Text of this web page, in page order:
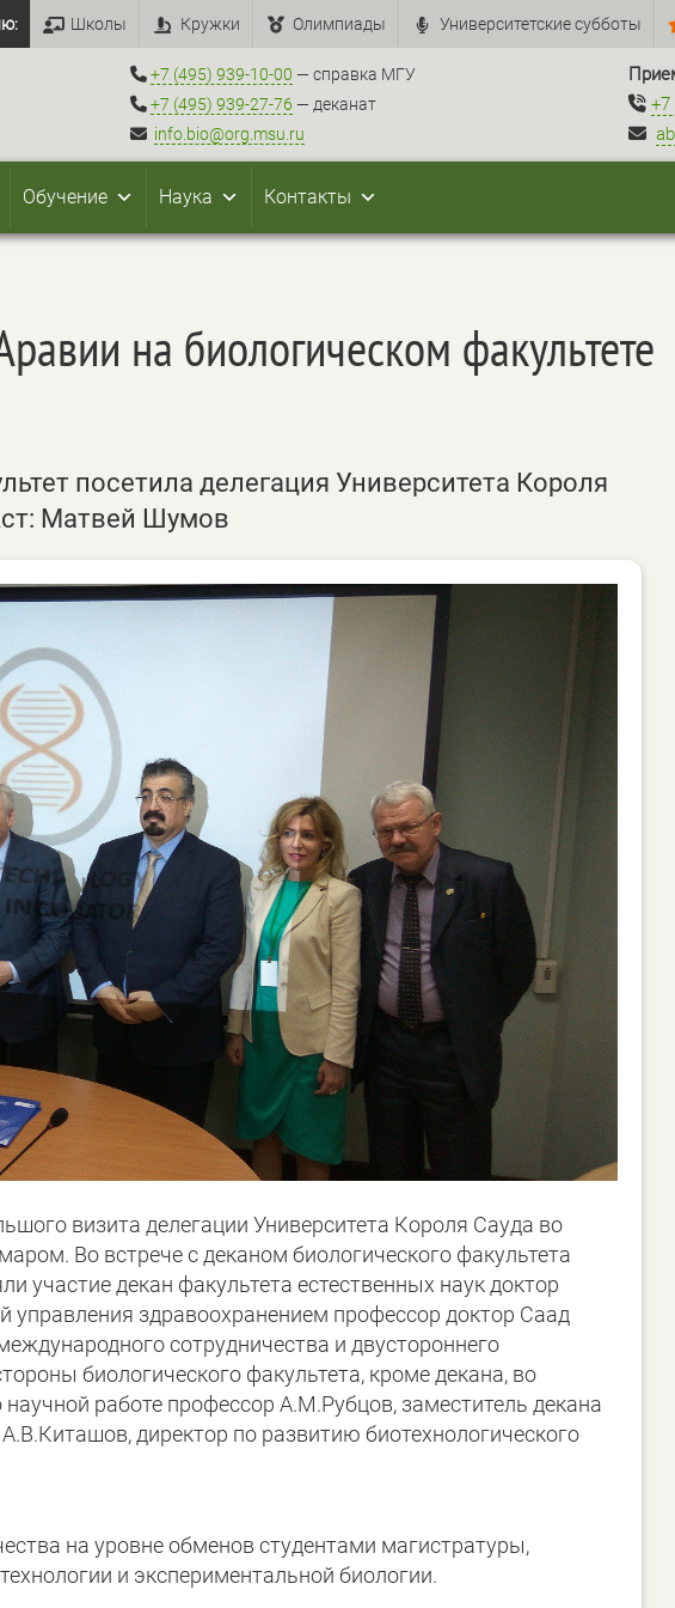
Школы Кружки Олимпиады Университетские субботы
+7 (495) 939-10-00 — справка МГУ
+7 (495) 939-27-76 — деканат
info.bio@org.msu.ru
+7
Обучение Наука Контакты
на биологическом факультете
посетила делегация Университета Короля
Матвей Шумов
визита делегации Университета Короля Сауда во
Во встрече с деканом биологического факультета
декан факультета естественных наук доктор
здравоохранением профессор доктор Саад
сотрудничества и двустороннего
биологического факультета, кроме декана, во
работе профессор А.М.Рубцов, заместитель декана
директор по развитию биотехнологического
на уровне обменов студентами магистратуры,
и экспериментальной биологии.